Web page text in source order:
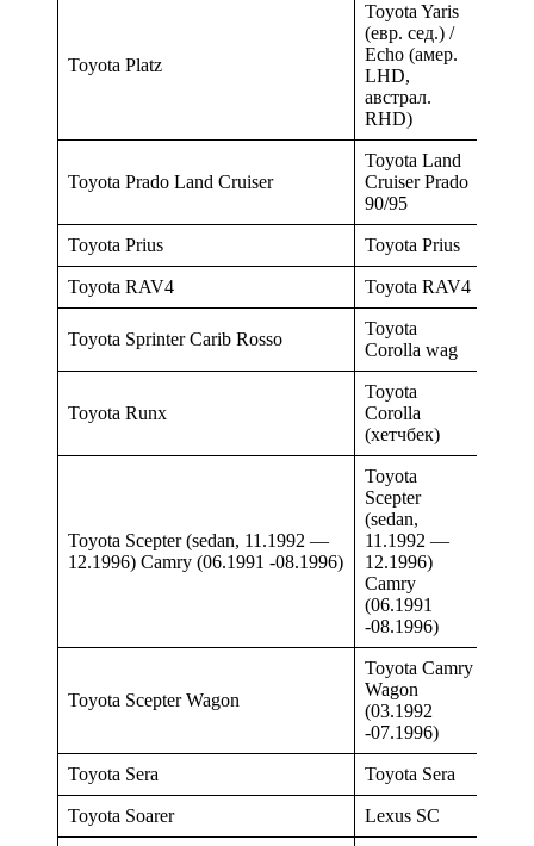
Toyota Platz
Toyota Yaris
(евр. сед.) /
Echo (амер.
LHD,
австрал.
RHD)
Toyota Prado Land Cruiser
Toyota Land
Cruiser Prado
90/95
Toyota Prius Toyota Prius
Toyota RAV4 Toyota RAV4
Toyota Sprinter Carib Rosso
Toyota
Corolla wag
Toyota Runx
Toyota
Corolla
(хетчбек)
Toyota Scepter (sedan, 11.1992 —
12.1996) Camry (06.1991 -08.1996)
Toyota
Scepter
(sedan,
11.1992 —
12.1996)
Camry
(06.1991
-08.1996)
Toyota Scepter Wagon
Toyota Camry
Wagon
(03.1992
-07.1996)
Toyota Sera Toyota Sera
Toyota Soarer Lexus SC